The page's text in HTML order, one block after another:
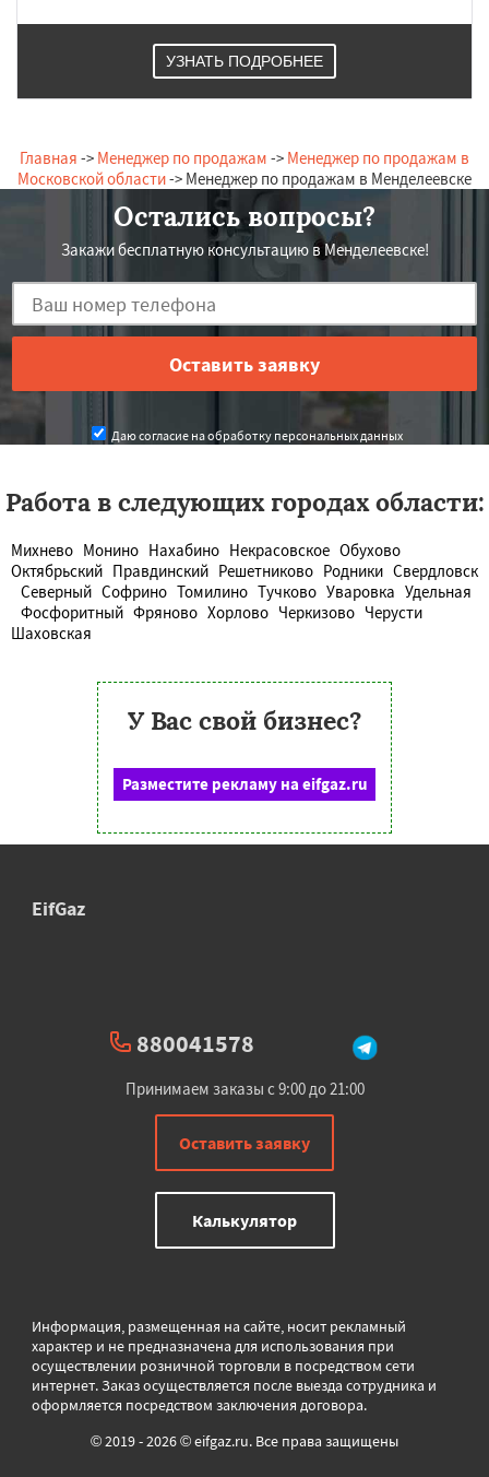
УЗНАТЬ ПОДРОБНЕЕ
Главная -> Менеджер по продажам -> Менеджер по продажам в
Московской области-> Менеджер по продажам в Менделеевске
Остались вопросы?
Закажи бесплатную консультацию в Менделеевске!
Даю согласие на обработку персональных данных
Работа в следующих городах области:
Михнево Монино Нахабино Некрасовское Обухово
Октябрьский Правдинский Решетниково Родники Свердловск
Северный Софрино Томилино Тучково Уваровка Удельная
Фосфоритный Фряново Хорлово Черкизово Черусти
Шаховская
У Вас свой бизнес?
Разместите рекламу на eifgaz.ru
EifGaz
880041578
Принимаем заказы с 9:00 до 21:00
Оставить заявку
Калькулятор
Информация, размещенная на сайте, носит рекламный
характер и не предназначена для использования при
осуществлении розничной торговли в посредством сети
интернет. Заказ осуществляется после выезда сотрудника и
оформляется посредством заключения договора.
© 2019 - 2026 © eifgaz.ru. Все права защищены